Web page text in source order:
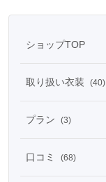
ショップTOP
取り扱い衣装 (40)
プラン (3)
口コミ (68)